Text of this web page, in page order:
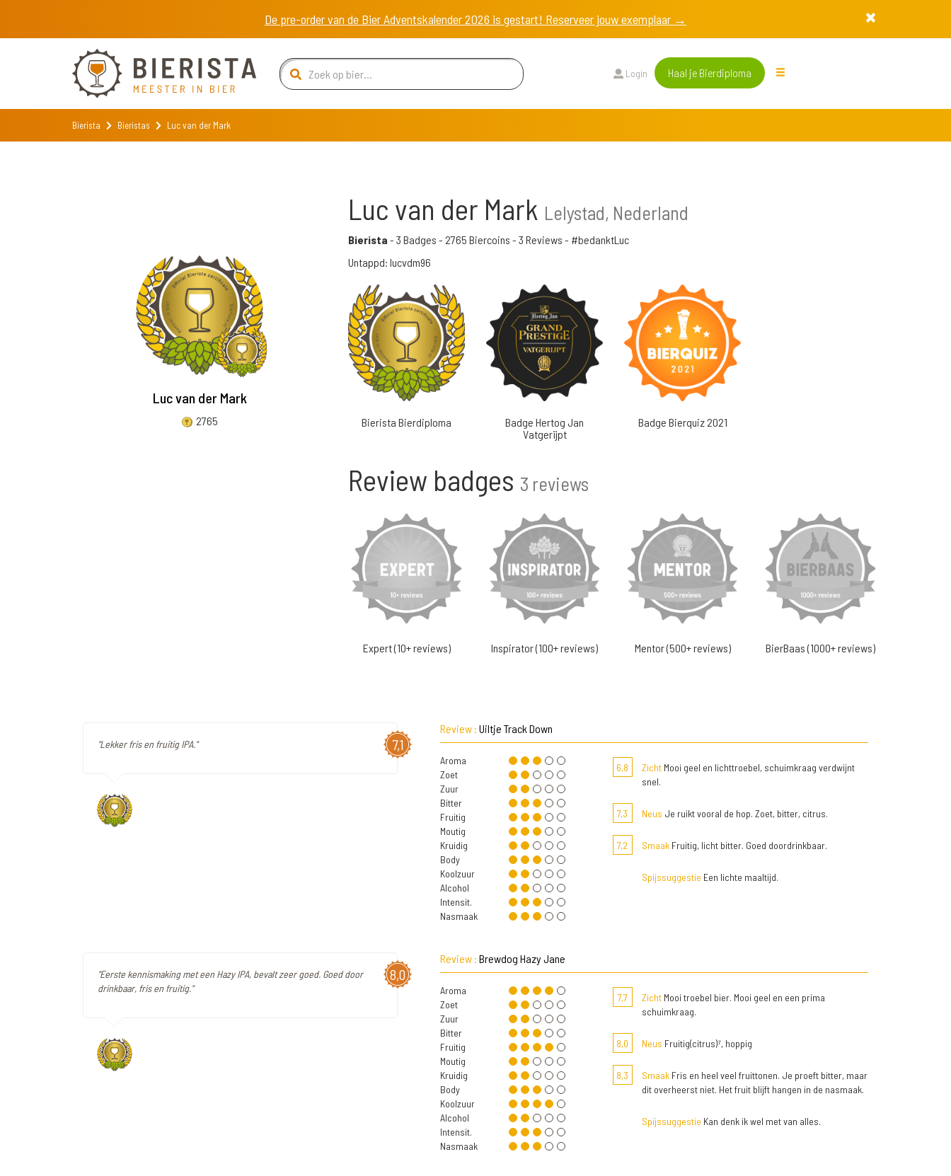
De pre-order van de Bier Adventskalender 2026 is gestart! Reserveer jouw exemplaar →
Login Haal je Bierdiploma
Bierista Bieristas Luc van der Mark
Luc van der Mark
2765
Luc van der Mark Lelystad, Nederland
Bierista - 3 Badges - 2765 Biercoins - 3 Reviews - #bedanktLuc
Untappd: lucvdm96
Bierista Bierdiploma
Badge Hertog Jan
Vatgerijpt
Badge Bierquiz 2021
Review badges 3 reviews
Expert (10+ reviews) Inspirator (100+ reviews) Mentor (500+ reviews) BierBaas (1000+ reviews)
7,1
"Lekker fris en fruitig IPA."
Review : Uiltje Track Down
Aroma
Zoet
Zuur
Bitter
Fruitig
Moutig
Kruidig
Body
Koolzuur
Alcohol
Intensit.
Nasmaak
6,8 ZichtMooi geel en lichttroebel, schuimkraag verdwijnt
snel.
7,3 Neus Je ruikt vooral de hop. Zoet, bitter, citrus.
7,2 SmaakFruitig, licht bitter. Goed doordrinkbaar.
Spijssuggestie Een lichte maaltijd.
8,0
"Eerste kennismaking met een Hazy IPA, bevalt zeer goed. Goed door
drinkbaar, fris en fruitig."
Review : Brewdog Hazy Jane
Aroma
Zoet
Zuur
Bitter
Fruitig
Moutig
Kruidig
Body
Koolzuur
Alcohol
Intensit.
Nasmaak
7,7 ZichtMooi troebel bier. Mooi geel en een prima
schuimkraag.
8,0 Neus Fruitig(citrus)⁷, hoppig
8,3 SmaakFris en heel veel fruittonen. Je proeft bitter, maar
dit overheerst niet. Het fruit blijft hangen in de nasmaak.
Spijssuggestie Kan denk ik wel met van alles.